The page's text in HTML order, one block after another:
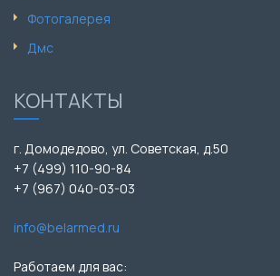
Фотогалерея
Дмс
КОНТАКТЫ
г. Домодедово, ул. Советская, д.50
+7 (499) 110-90-84
+7 (967) 040-03-03
info@belarmed.ru
Работаем для вас: